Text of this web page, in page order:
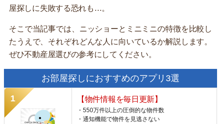
屋探しに失敗する恐れも…。
そこで当記事では、ニッショーとミニミニの特徴を比較し
たうえで、それぞれどんな人に向いているか解説します。
ぜひ不動産屋選びの参考にしてください。
お部屋探しにおすすめのアプリ3選
【物件情報を毎日更新】
・550万件以上の圧倒的な物件数
・通知機能で物件を見逃さない